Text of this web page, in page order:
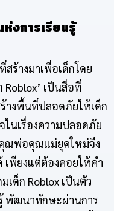
งการเรียนรู้
ร้างมาเพื่อเด็กโดย
Roblox’ เป็นสื่อที่
างพื้นที่ปลอดภัยให้เด็ก
นเรื่องความปลอดภัย
คุณพ่อคุณแม่ยุคใหม่จึง
เพียงแต่ต้องคอยให้คำ
เด็ก Roblox เป็นตัว
พัฒนาทักษะผ่านการ